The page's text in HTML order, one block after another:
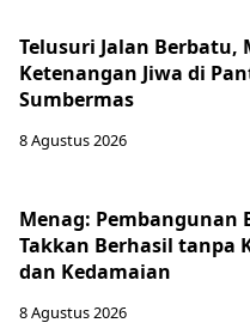
Telusuri Jalan Berbatu,
Ketenangan Jiwa di
Sumbermas
8 Agustus 2026
Menag: Pembangunan
Takkan Berhasil tanpa
dan Kedamaian
8 Agustus 2026